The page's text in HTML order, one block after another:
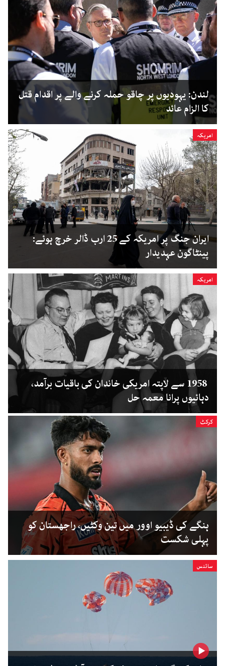
لندن: یہودیوں پر چاقو حملہ کرنے والے پر اقدام قتل
کا الزام عائد
امریکہ
ایران جنگ پر امریکہ کے 25 ارب ڈالر خرچ ہوئے:
پینٹاگون عہدیدار
امریکہ
1958 سے لاپتہ امریکی خاندان کی باقیات برآمد،
دہائیوں پرانا معمہ حل
کرکٹ
ہنگے کی ڈیبیو اوور میں تین وکٹیں، راجھستان کو
پہلی شکست
سائنس